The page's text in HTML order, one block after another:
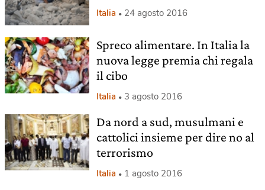
Italia 24 agosto 2016
Spreco alimentare. In Italia la
nuova legge premia chi regala
il cibo
Italia 3 agosto 2016
Da nord a sud, musulmani e
cattolici insieme per dire no al
terrorismo
Italia 1 agosto 2016